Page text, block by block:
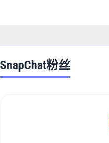
SnapChat粉丝